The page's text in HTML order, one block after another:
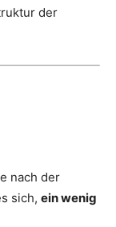
der
nach der
sich, ein wenig